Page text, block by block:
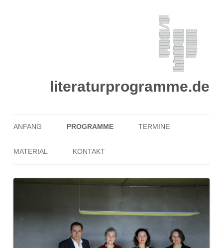
literaturprogramme.de
Inhalt
ANFANG PROGRAMME TERMINE
MATERIAL KONTAKT